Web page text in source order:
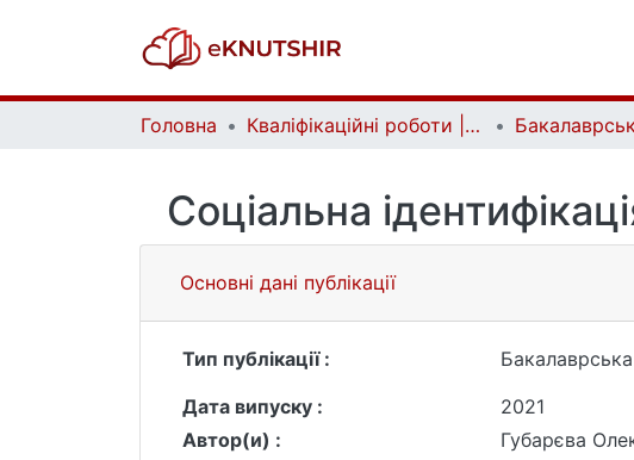
Головна Кваліфікаційні роботи | Qualifying works
Соціальна
Основні дані публікації
Тип публікації :
Дата випуску :
2021
Автор(и) :
Губарєва